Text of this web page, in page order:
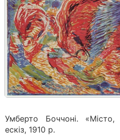
Умберто Боччоні. «Місто,
ескіз, 1910 р.